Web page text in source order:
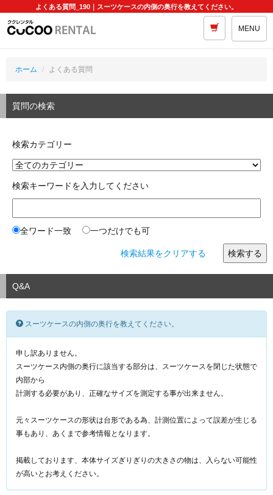
よくある質問_190｜スーツケースの内側の奥行を教えてください。
MENU
ホーム よくある質問
質問の検索
検索カテゴリー
検索キーワードを入力してください
全ワード一致 一つだけでも可
検索結果をクリアする
Q&A
スーツケースの内側の奥行を教えてください。
申し訳ありません。
スーツケース内側の奥行に該当する部分は、スーツケースを閉じた状態で
内部から
計測する必要があり、正確なサイズを測定する事が出来ません。
元々スーツケースの形状は台形である為、計測位置によって誤差が生じる
事もあり、あくまで参考情報となります。
掲載しております、本体サイズぎりぎりの大きさの物は、入らない可能性
が高いとお考えください。